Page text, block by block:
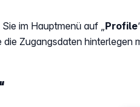
im Hauptmenü auf „Profile
Zugangsdaten hinterlegen